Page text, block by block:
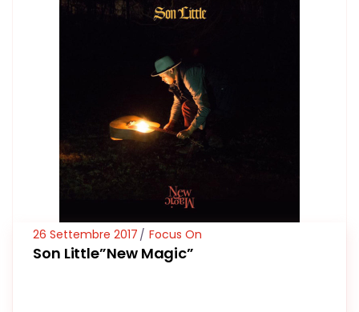
26 Settembre 2017 Focus On
Son Little”New Magic”